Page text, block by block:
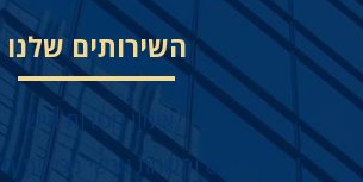
השירותים שלנו
אימון מכירות אישי
גיוס והשמת אנשי מכירות